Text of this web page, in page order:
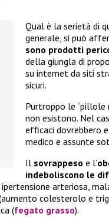
Qual è la serietà di
generale, si può
sono prodotti
della giungla di
su internet da siti
sicuri.
Purtroppo le “pillole
non esistono. Nel
efficaci dovrebbero
medico e assunte
Il sovrappeso e l’
indeboliscono le
arteriosa,
colesterolo e
(fegato grasso).